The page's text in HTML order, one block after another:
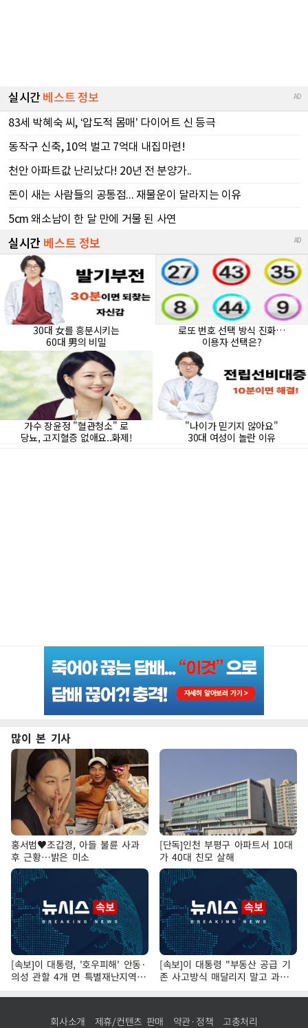
많이 본 기사
홍서범♥조갑경, 아들 불륜 사과
후 근황…밝은 미소
[단독]인천 부평구 아파트서 10대
가 40대 친모 살해
[속보]이 대통령, '호우피해' 안동·
의성 관할 4개 면 특별재난지역
선포
[속보]이 대통령 "부동산 공급 기
존 사고방식 매달리지 말고 과감
히 실천"
회사소개 제휴/컨텐츠 판매 약관·정책 고충처리